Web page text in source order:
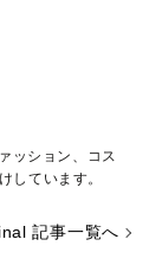
ッション、コス
しています。
記事一覧へ